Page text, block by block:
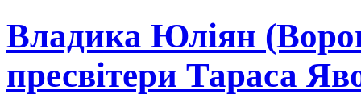
Владика Юліян
пресвітери Тараса